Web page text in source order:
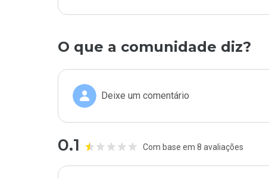
O que a comunidade diz?
Deixe um comentário
0.1 Com base em 8 avaliações